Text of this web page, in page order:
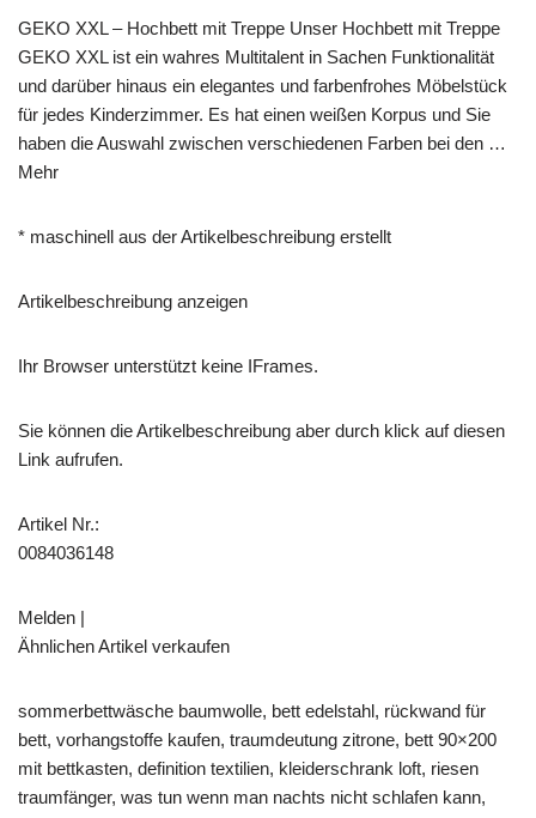
GEKO XXL – Hochbett mit Treppe Unser Hochbett mit Treppe
GEKO XXL ist ein wahres Multitalent in Sachen Funktionalität
und darüber hinaus ein elegantes und farbenfrohes Möbelstück
für jedes Kinderzimmer. Es hat einen weißen Korpus und Sie
haben die Auswahl zwischen verschiedenen Farben bei den …
Mehr
* maschinell aus der Artikelbeschreibung erstellt
Artikelbeschreibung anzeigen
Ihr Browser unterstützt keine IFrames.
Sie können die Artikelbeschreibung aber durch klick auf diesen
Link aufrufen.
Artikel Nr.:
0084036148
Melden |
Ähnlichen Artikel verkaufen
sommerbettwäsche baumwolle, bett edelstahl, rückwand für
bett, vorhangstoffe kaufen, traumdeutung zitrone, bett 90×200
mit bettkasten, definition textilien, kleiderschrank loft, riesen
traumfänger, was tun wenn man nachts nicht schlafen kann,